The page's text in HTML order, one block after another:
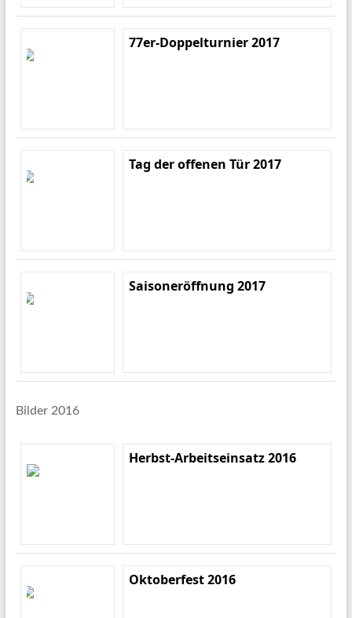
77er-Doppelturnier 2017
Tag der offenen Tür 2017
Saisoneröffnung 2017
Bilder 2016
Herbst-Arbeitseinsatz 2016
Oktoberfest 2016